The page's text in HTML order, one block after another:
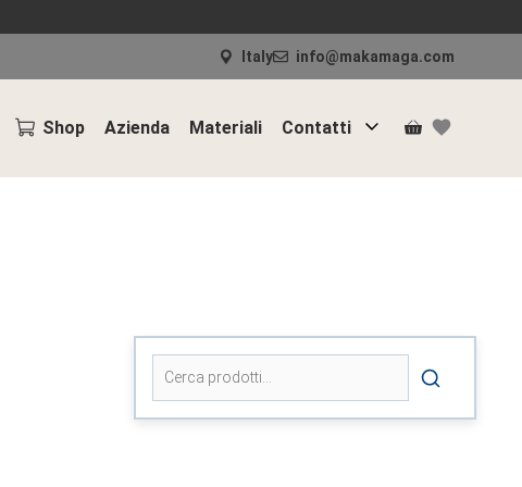
Italy info@makamaga.com
Shop Azienda Materiali Contatti
Cerca: